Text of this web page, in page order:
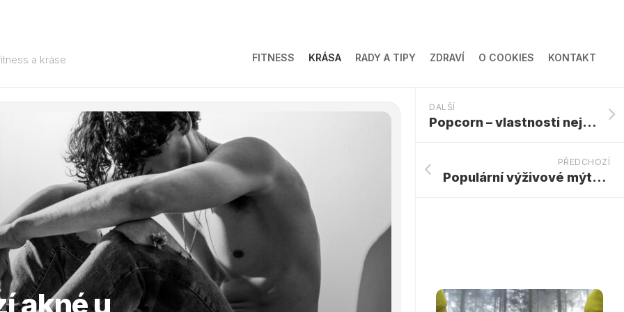
a kráse FITNESS KRÁSA RADY A TIPY ZDRAVÍ O COOKIES KONTAKT
akné u
DALŠÍ
Popcorn – vlastnosti nejen pro hubnutí
PŘEDCHOZÍ
Populární výživové mýty cenzurovány